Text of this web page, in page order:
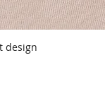
design